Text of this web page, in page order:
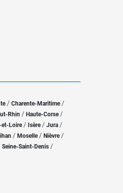
/ Charente-Maritime/
Rhin / Haute-Corse/
et-Loire/ Isère/ Jura /
/ Moselle/ Nièvre /
Seine-Saint-Denis /